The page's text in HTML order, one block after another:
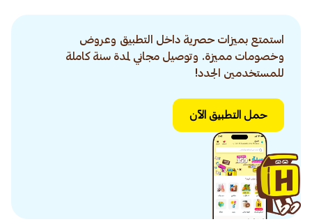
استمتع بميزات حصرية داخل التطبيق وعروض
وخصومات مميزة. وتوصيل مجاني لمدة سنة كاملة
للمستخدمين الجدد!
حمل التطبيق الآن